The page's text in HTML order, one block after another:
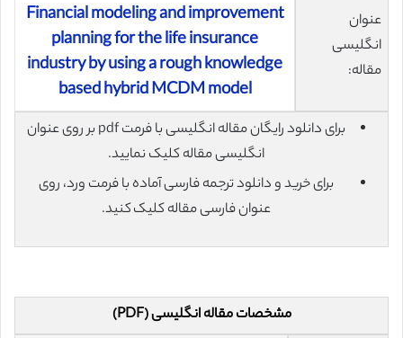
عنوان
انگلیسی
مقاله:
Financial modeling and improvement
planning for the life insurance
industry by using a rough knowledge
based hybrid MCDM model
برای دانلود رایگان مقاله انگلیسی با فرمت pdf بر روی عنوان
انگلیسی مقاله کلیک نمایید.
برای خرید و دانلود ترجمه فارسی آماده با فرمت ورد، روی
عنوان فارسی مقاله کلیک کنید.
مشخصات مقاله انگلیسی (PDF)